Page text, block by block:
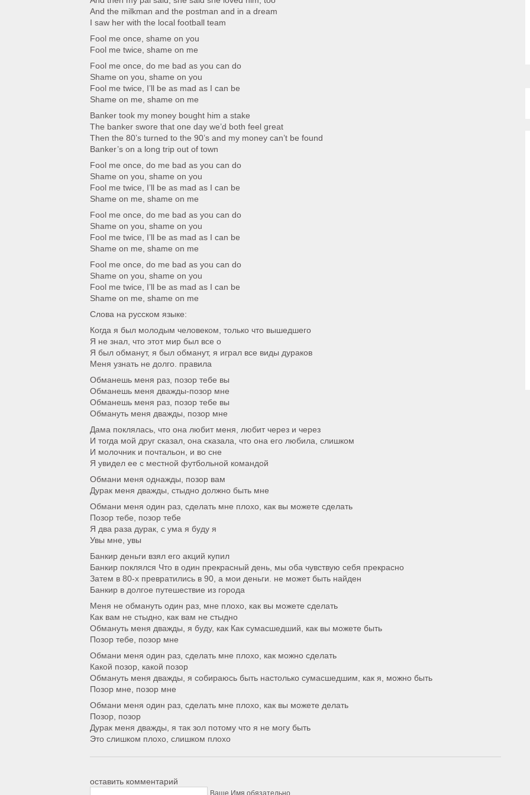
And the milkman and the postman and in a dream
I saw her with the local football team
Fool me once, shame on you
Fool me twice, shame on me
Fool me once, do me bad as you can do
Shame on you, shame on you
Fool me twice, I’ll be as mad as I can be
Shame on me, shame on me
Banker took my money bought him a stake
The banker swore that one day we’d both feel great
Then the 80’s turned to the 90’s and my money can’t be found
Banker’s on a long trip out of town
Fool me once, do me bad as you can do
Shame on you, shame on you
Fool me twice, I’ll be as mad as I can be
Shame on me, shame on me
Fool me once, do me bad as you can do
Shame on you, shame on you
Fool me twice, I’ll be as mad as I can be
Shame on me, shame on me
Fool me once, do me bad as you can do
Shame on you, shame on you
Fool me twice, I’ll be as mad as I can be
Shame on me, shame on me
Слова на русском языке:
Когда я был молодым человеком, только что вышедшего
Я не знал, что этот мир был все о
Я был обманут, я был обманут, я играл все виды дураков
Меня узнать не долго. правила
Обманешь меня раз, позор тебе вы
Обманешь меня дважды-позор мне
Обманешь меня раз, позор тебе вы
Обмануть меня дважды, позор мне
Дама поклялась, что она любит меня, любит через и через
И тогда мой друг сказал, она сказала, что она его любила, слишком
И молочник и почтальон, и во сне
Я увидел ее с местной футбольной командой
Обмани меня однажды, позор вам
Дурак меня дважды, стыдно должно быть мне
Обмани меня один раз, сделать мне плохо, как вы можете сделать
Позор тебе, позор тебе
Я два раза дурак, с ума я буду я
Увы мне, увы
Банкир деньги взял его акций купил
Банкир поклялся Что в один прекрасный день, мы оба чувствую себя прекрасно
Затем в 80-х превратились в 90, а мои деньги. не может быть найден
Банкир в долгое путешествие из города
Меня не обмануть один раз, мне плохо, как вы можете сделать
Как вам не стыдно, как вам не стыдно
Обмануть меня дважды, я буду, как Как сумасшедший, как вы можете быть
Позор тебе, позор мне
Обмани меня один раз, сделать мне плохо, как можно сделать
Какой позор, какой позор
Обмануть меня дважды, я собираюсь быть настолько сумасшедшим, как я, можно быть
Позор мне, позор мне
Обмани меня один раз, сделать мне плохо, как вы можете делать
Позор, позор
Дурак меня дважды, я так зол потому что я не могу быть
Это слишком плохо, слишком плохо
оставить комментарий
Ваше Имя обязательно